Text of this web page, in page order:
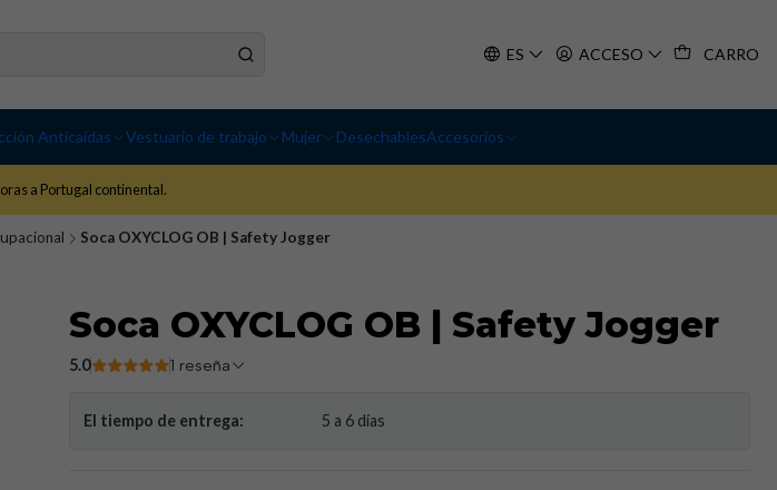
ES ACCESO CARRO
Anticaídas Vestuario de trabajo Mujer DesechablesAccesorios
a Portugal continental.
Soca OXYCLOG OB | Safety Jogger
Soca OXYCLOG OB | Safety Jogger
5.0 1 reseña
El tiempo de entrega: 5 a 6 días